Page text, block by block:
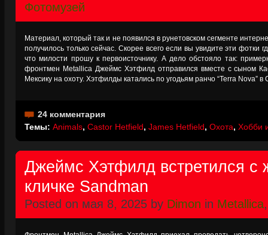
Фотомузей
Материал, который так и не появился в рунетовском сегменте
получилось только сейчас. Скорее всего если вы увидите эти фотки
что милости прошу к первоисточнику. А дело обстояло так:
фронтмен Metallica Джеймс Хэтфилд отправился вместе с сыном
Мексику на охоту. Хэтфилды катались по угодьям ранчо “Terra Nova”
24 комментария
Темы: Animals, Castor Hetfield, James Hetfield, Охота, Хобби
Джеймс Хэтфилд встретился с
кличке Sandman
Posted on мая 8, 2025 by Dimon in Metallica